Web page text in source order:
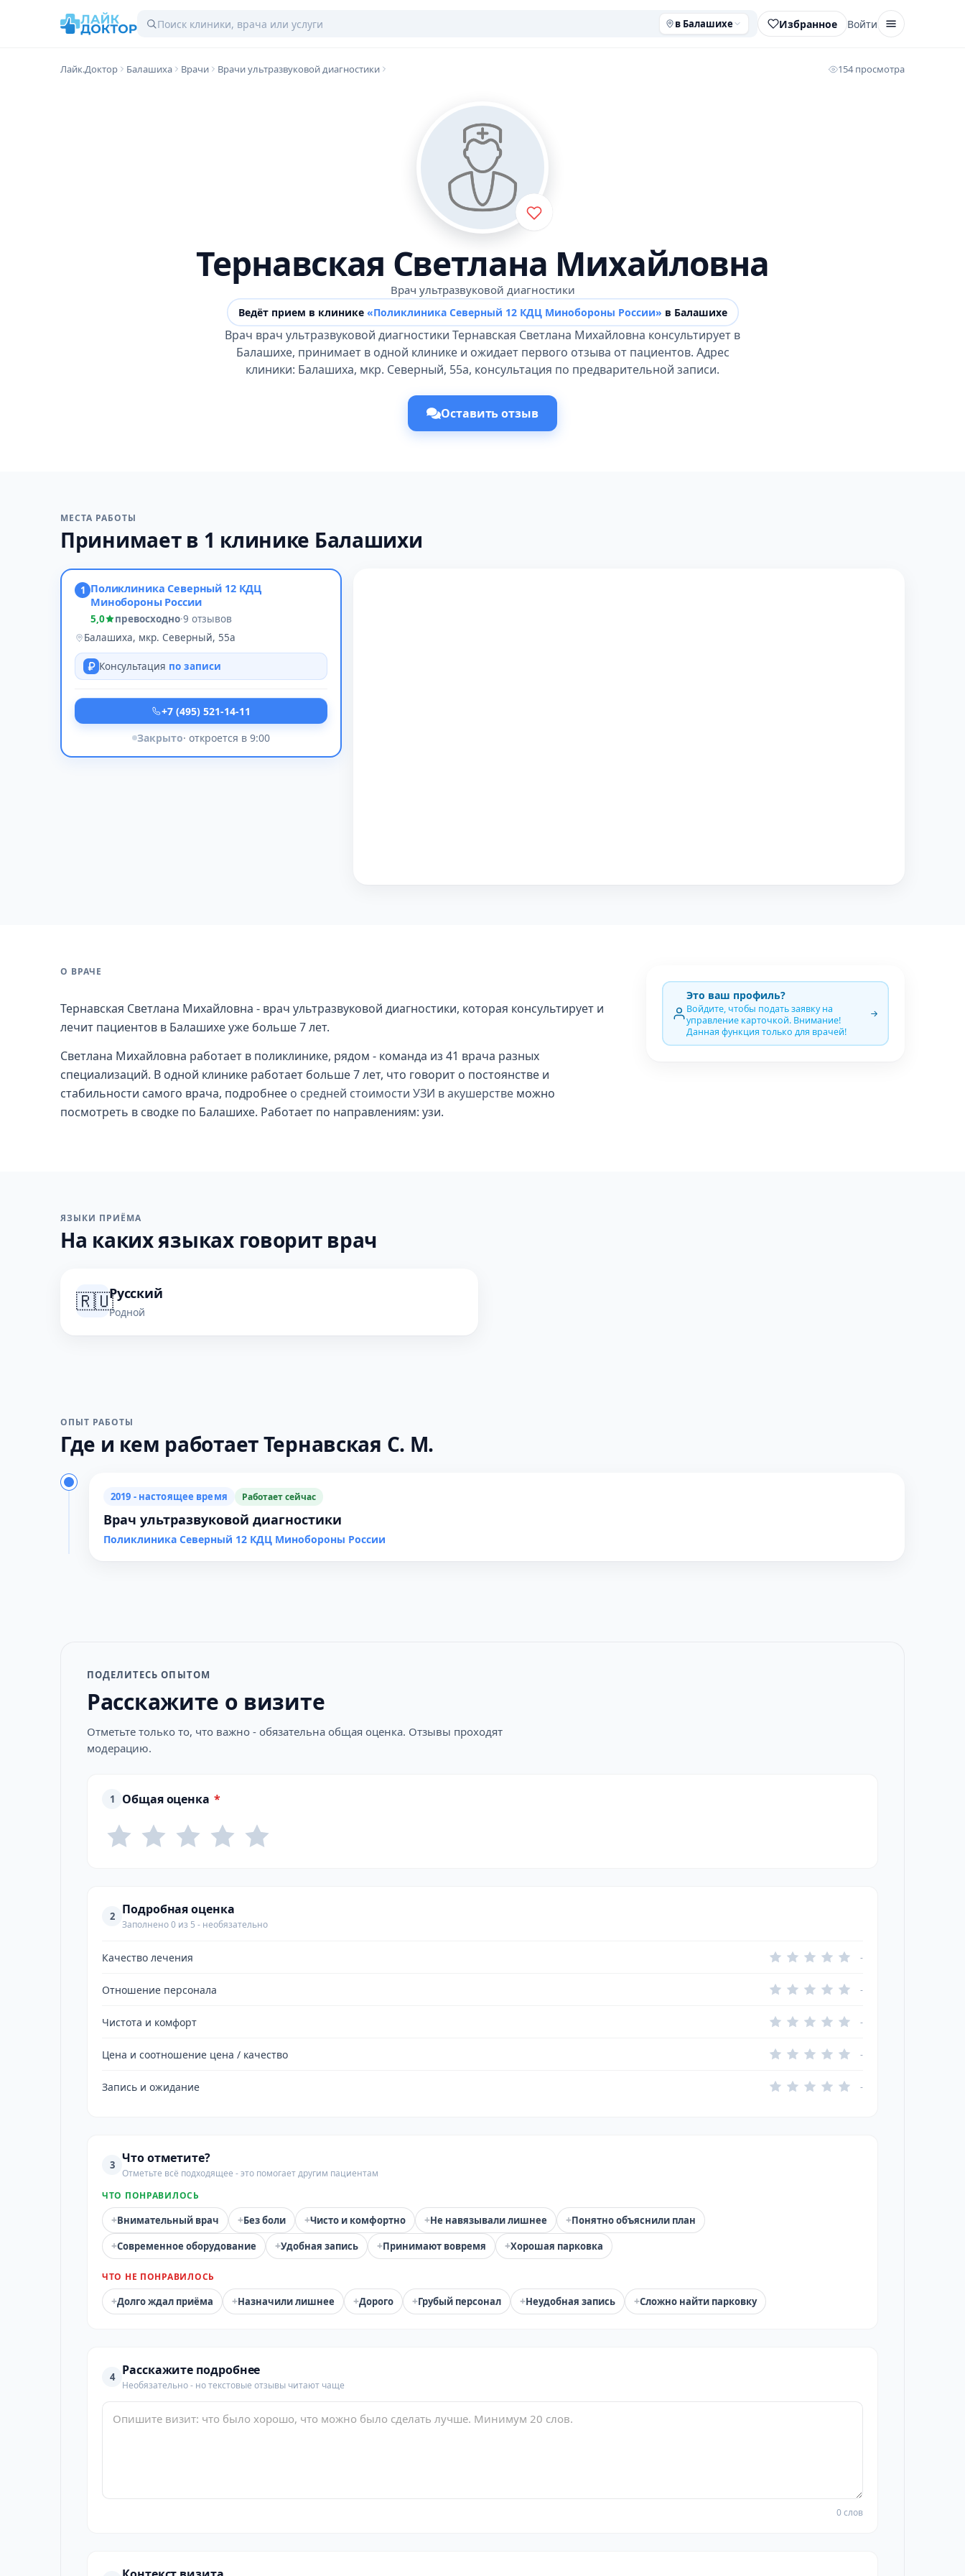
в Балашихе Избранное Войти
Лайк.Доктор Балашиха Врачи Врачи ультразвуковой диагностики 154 просмотра
Тернавская Светлана Михайловна
Врач ультразвуковой диагностики
Ведёт прием в клинике «Поликлиника Северный 12 КДЦ Минобороны России» в Балашихе
Врач врач ультразвуковой диагностики Тернавская Светлана Михайловна консультирует в
Балашихе, принимает в одной клинике и ожидает первого отзыва от пациентов. Адрес
клиники: Балашиха, мкр. Северный, 55а, консультация по предварительной записи.
Оставить отзыв
МЕСТА РАБОТЫ
Принимает в 1 клинике Балашихи
1 Поликлиника Северный 12 КДЦ
Минобороны России
5,0 превосходно·9 отзывов
Балашиха, мкр. Северный, 55а
Консультация по записи
+7 (495) 521-14-11
Закрыто· откроется в 9:00
О ВРАЧЕ
Тернавская Светлана Михайловна - врач ультразвуковой диагностики, которая консультирует и
лечит пациентов в Балашихе уже больше 7 лет.
Светлана Михайловна работает в поликлинике, рядом - команда из 41 врача разных
специализаций. В одной клинике работает больше 7 лет, что говорит о постоянстве и
стабильности самого врача, подробнее о средней стоимости УЗИ в акушерстве можно
посмотреть в сводке по Балашихе. Работает по направлениям: узи.
Это ваш профиль?
Войдите, чтобы подать заявку на
управление карточкой. Внимание!
Данная функция только для врачей!
ЯЗЫКИ ПРИЁМА
На каких языках говорит врач
🇷🇺Русский
Родной
ОПЫТ РАБОТЫ
Где и кем работает Тернавская С. М.
2019 - настоящее время Работает сейчас
Врач ультразвуковой диагностики
Поликлиника Северный 12 КДЦ Минобороны России
ПОДЕЛИТЕСЬ ОПЫТОМ
Расскажите о визите
Отметьте только то, что важно - обязательна общая оценка. Отзывы проходят
модерацию.
1 Общая оценка *
2 Подробная оценка
Заполнено 0 из 5 - необязательно
Качество лечения -
Отношение персонала -
Чистота и комфорт -
Цена и соотношение цена / качество -
Запись и ожидание -
3 Что отметите?
Отметьте всё подходящее - это помогает другим пациентам
ЧТО ПОНРАВИЛОСЬ
+Внимательный врач +Без боли +Чисто и комфортно +Не навязывали лишнее +Понятно объяснили план
+Современное оборудование +Удобная запись +Принимают вовремя +Хорошая парковка
ЧТО НЕ ПОНРАВИЛОСЬ
+Долго ждал приёма +Назначили лишнее +Дорого +Грубый персонал +Неудобная запись +Сложно найти парковку
4 Расскажите подробнее
Необязательно - но текстовые отзывы читают чаще
0 слов